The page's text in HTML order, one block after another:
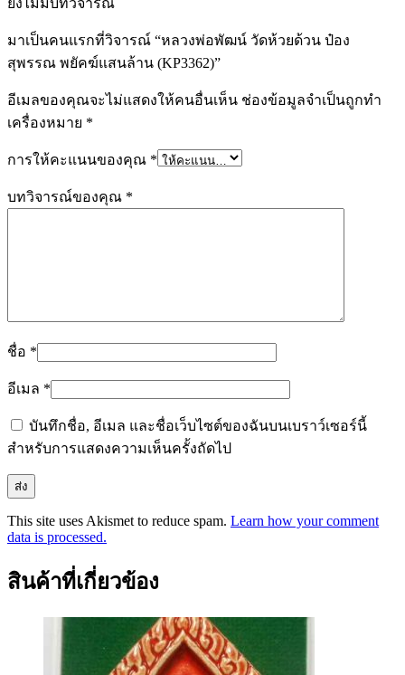
ยังไม่มีบทวิจารณ์
มาเป็นคนแรกที่วิจารณ์ “หลวงพ่อพัฒน์ วัดห้วยด้วน ป๋อง
สุพรรณ พยัคฆ์แสนล้าน (KP3362)”
อีเมลของคุณจะไม่แสดงให้คนอื่นเห็น ช่องข้อมูลจำเป็นถูกทำ
เครื่องหมาย *
การให้คะแนนของคุณ *
บทวิจารณ์ของคุณ *
ชื่อ *
อีเมล *
บันทึกชื่อ, อีเมล และชื่อเว็บไซต์ของฉันบนเบราว์เซอร์นี้
สำหรับการแสดงความเห็นครั้งถัดไป
This site uses Akismet to reduce spam. Learn how your comment
data is processed.
สินค้าที่เกี่ยวข้อง